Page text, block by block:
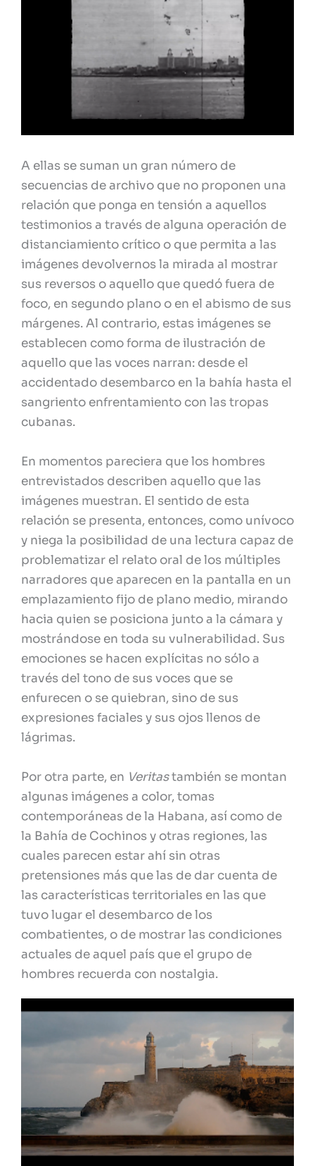
A ellas se suman un gran número de
secuencias de archivo que no proponen una
relación que ponga en tensión a aquellos
testimonios a través de alguna operación de
distanciamiento crítico o que permita a las
imágenes devolvernos la mirada al mostrar
sus reversos o aquello que quedó fuera de
foco, en segundo plano o en el abismo de sus
márgenes. Al contrario, estas imágenes se
establecen como forma de ilustración de
aquello que las voces narran: desde el
accidentado desembarco en la bahía hasta el
sangriento enfrentamiento con las tropas
cubanas.
En momentos pareciera que los hombres
entrevistados describen aquello que las
imágenes muestran. El sentido de esta
relación se presenta, entonces, como unívoco
y niega la posibilidad de una lectura capaz de
problematizar el relato oral de los múltiples
narradores que aparecen en la pantalla en un
emplazamiento fijo de plano medio, mirando
hacia quien se posiciona junto a la cámara y
mostrándose en toda su vulnerabilidad. Sus
emociones se hacen explícitas no sólo a
través del tono de sus voces que se
enfurecen o se quiebran, sino de sus
expresiones faciales y sus ojos llenos de
lágrimas.
Por otra parte, en Veritastambién se montan
algunas imágenes a color, tomas
contemporáneas de la Habana, así como de
la Bahía de Cochinos y otras regiones, las
cuales parecen estar ahí sin otras
pretensiones más que las de dar cuenta de
las características territoriales en las que
tuvo lugar el desembarco de los
combatientes, o de mostrar las condiciones
actuales de aquel país que el grupo de
hombres recuerda con nostalgia.